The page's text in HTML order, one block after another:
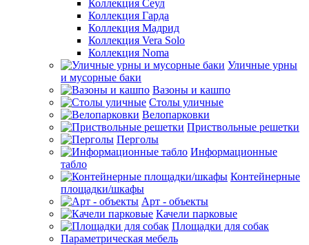
Коллекция Сеул
Коллекция Гарда
Коллекция Мадрид
Коллекция Vera Solo
Коллекция Noma
Уличные урны
и мусорные баки
Вазоны и кашпо
Столы уличные
Велопарковки
Приствольные решетки
Перголы
Информационные
табло
Контейнерные
площадки/шкафы
Арт - объекты
Качели парковые
Площадки для собак
Параметрическая мебель